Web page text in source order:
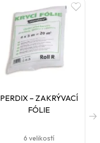
PERDIX – ZAKRÝVACÍ
FÓLIE
6 velikostí